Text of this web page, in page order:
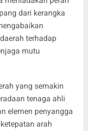
dari kerangka
terhadap
mutu
yang semakin
tenaga ahli
elemen penyangga
arah